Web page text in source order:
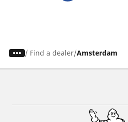
/ Find a dealer Amsterdam